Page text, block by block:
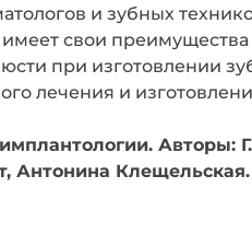
и зубных
свои
при изготовлении
лечения и
Авторы:
Антонина Клещельская.